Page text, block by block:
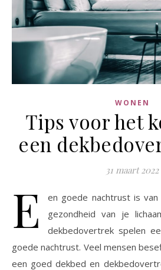
WONEN
Tips voor het
een
31 maart 2022
E
en goede nachtrust is
gezondheid van je
dekbedovertrek spelen
goede nachtrust. Veel mensen
een goed dekbed en